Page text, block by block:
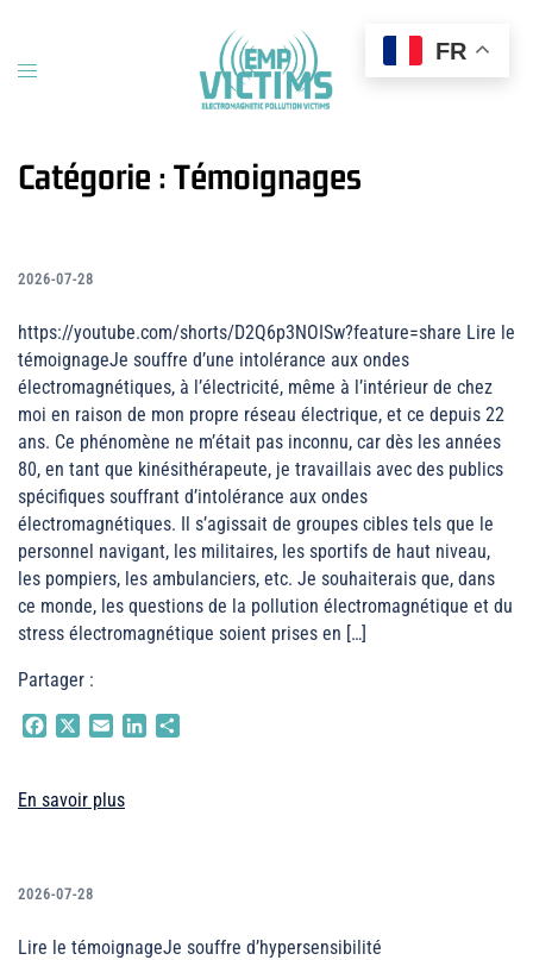
Ouvrir/fermer
Catégorie : Témoignages
2026-07-28
https://youtube.com/shorts/D2Q6p3NOISw?feature=share Lire le
témoignageJe souffre d’une intolérance aux ondes
électromagnétiques, à l’électricité, même à l’intérieur de chez
moi en raison de mon propre réseau électrique, et ce depuis 22
ans. Ce phénomène ne m’était pas inconnu, car dès les années
80, en tant que kinésithérapeute, je travaillais avec des publics
spécifiques souffrant d’intolérance aux ondes
électromagnétiques. Il s’agissait de groupes cibles tels que le
personnel navigant, les militaires, les sportifs de haut niveau,
les pompiers, les ambulanciers, etc. Je souhaiterais que, dans
ce monde, les questions de la pollution électromagnétique et du
stress électromagnétique soient prises en […]
Partager :
Facebook
Email LinkedIn
En savoir plus
2026-07-28
Lire le témoignageJe souffre d’hypersensibilité
FR